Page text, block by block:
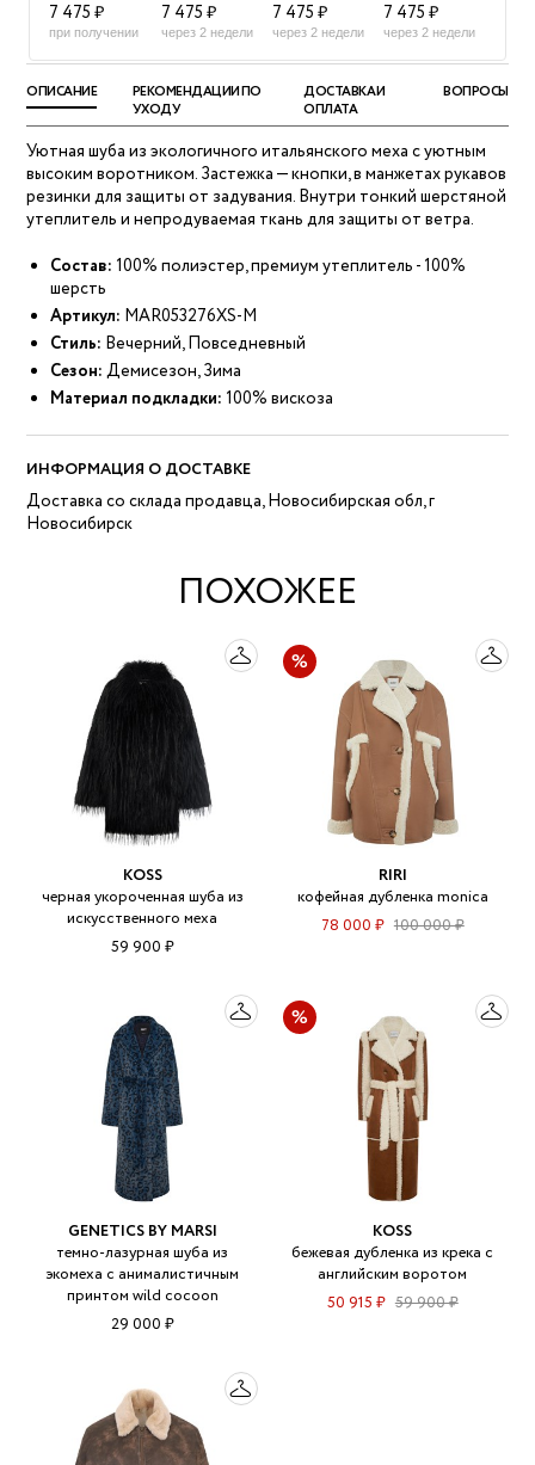
7 475 ₽
при получении
7 475 ₽
через 2 недели
7 475 ₽
через 2 недели
7 475 ₽
через 2 недели
ОПИСАНИЕ
РЕКОМЕНДАЦИИ ПО
УХОДУ
ДОСТАВКА И
ОПЛАТА
ВОПРОСЫ
Уютная шуба из экологичного итальянского меха с уютным
высоким воротником. Застежка — кнопки, в манжетах рукавов
резинки для защиты от задувания. Внутри тонкий шерстяной
утеплитель и непродуваемая ткань для защиты от ветра.
Состав: 100% полиэстер, премиум утеплитель - 100%
шерсть
Артикул: MAR053276XS-M
Стиль: Вечерний, Повседневный
Сезон: Демисезон, Зима
Материал подкладки: 100% вискоза
ИНФОРМАЦИЯ О ДОСТАВКЕ
Доставка со склада продавца, Новосибирская обл, г
Новосибирск
ПОХОЖЕЕ
KOSS
черная укороченная шуба из
искусственного меха
59 900 ₽
RIRI
кофейная дубленка monica
78 000 ₽ 100 000 ₽
GENETICS BY MARSI
темно-лазурная шуба из
экомеха с анималистичным
принтом wild cocoon
29 000 ₽
KOSS
бежевая дубленка из крека с
английским воротом
50 915 ₽ 59 900 ₽